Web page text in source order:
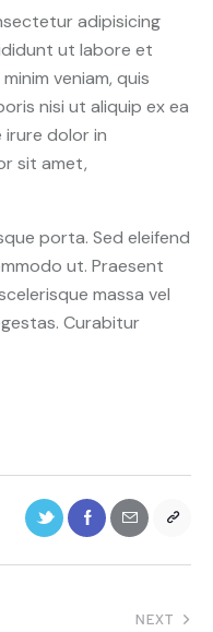
adipisicing
ut labore et
veniam, quis
nisi ut aliquip ex ea
dolor in
sit amet,
porta. Sed eleifend
ut. Praesent
massa vel
Curabitur
NEXT